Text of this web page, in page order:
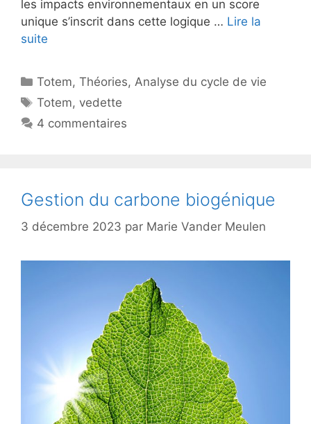
les impacts environnementaux en un score
unique s’inscrit dans cette logique … Lire la
suite
Catégories
Totem,Théories,Analyse du cycle de vie
Étiquettes
Totem, vedette
4 commentaires
Gestion du carbone biogénique
3 décembre 2023 par Marie Vander Meulen